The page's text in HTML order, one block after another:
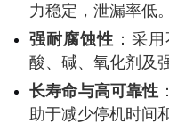
力稳定，泄漏率低。
强耐腐蚀性 ：采
酸、碱、氧化剂及
长寿命与高可靠性
助于减少停机时间